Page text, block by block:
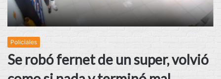
Policiales
Se robó fernet de un super, volvió